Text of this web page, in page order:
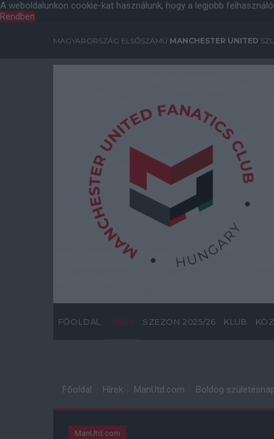
A weboldalunkon cookie-kat használunk, hogy a legjobb
Rendben
MAGYARORSZÁG ELSŐSZÁMÚ MANCHESTER UNITED
FŐOLDAL HÍREK SZEZON 2025/26 KLUB
Főoldal Hírek ManUtd.com Boldog
ManUtd.com